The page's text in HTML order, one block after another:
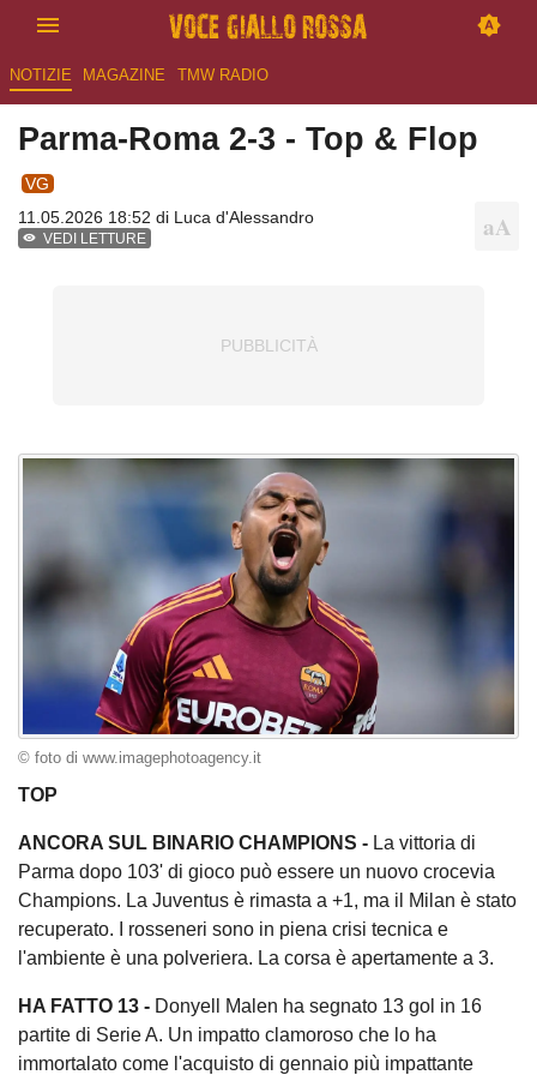
NOTIZIE MAGAZINE TMW RADIO
Parma-Roma 2-3 - Top & Flop
VG
11.05.2026 18:52 di Luca d'Alessandro
VEDI LETTURE
© foto di www.imagephotoagency.it
TOP
ANCORA SUL BINARIO CHAMPIONS - La vittoria di
Parma dopo 103' di gioco può essere un nuovo crocevia
Champions. La Juventus è rimasta a +1, ma il Milan è stato
recuperato. I rosseneri sono in piena crisi tecnica e
l'ambiente è una polveriera. La corsa è apertamente a 3.
HA FATTO 13 - Donyell Malen ha segnato 13 gol in 16
partite di Serie A. Un impatto clamoroso che lo ha
immortalato come l'acquisto di gennaio più impattante